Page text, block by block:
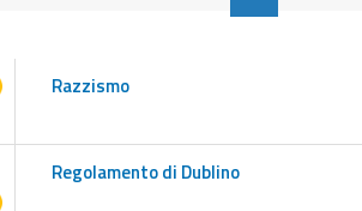
Razzismo
Regolamento di Dublino